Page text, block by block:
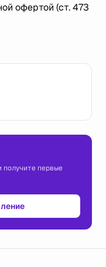
офертой (ст. 473
получите первые